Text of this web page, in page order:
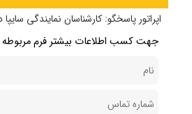
اپراتور پاسخگو: کارشناسان نمایندگی
جهت کسب اطلاعات بیشتر فرم مربوطه